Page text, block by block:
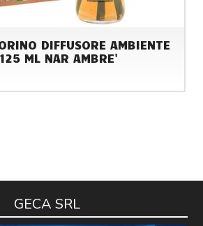
DIFFUSORE AMBIENTE
ML NAR AMBRE'
GECA SRL